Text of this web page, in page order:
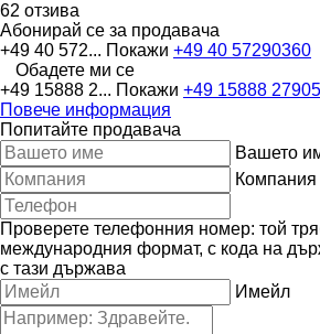
62 отзива
Абонирай се за продавача
+49 40 572... Покажи +49 40 57290360
Обадете ми се
+49 15888 2... Покажи +49 15888
Повече информация
Попитайте продавача
Вашето
Компания
Проверете телефонния номер: той
международния формат, с кода на
с тази държава
Имейл